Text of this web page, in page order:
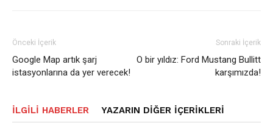
Önceki İçerik
Google Map artık şarj
istasyonlarına da yer verecek!
Sonraki İçerik
O bir yıldız: Ford Mustang Bullitt
karşımızda!
İLGILI HABERLER YAZARIN DIĞER İÇERIKLERI